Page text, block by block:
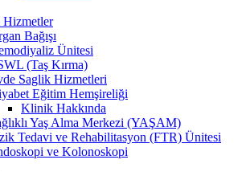
Bağışı
Ünitesi
(Taş Kırma)
Saglik Hizmetleri
Eğitim Hemşireliği
Klinik Hakkında
Yaş Alma Merkezi (YAŞAM)
Tedavi ve Rehabilitasyon (FTR) Ünitesi
ve Kolonoskopi